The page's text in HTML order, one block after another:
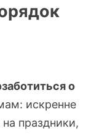
о
искренне
праздники,